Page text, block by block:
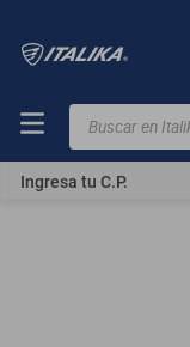
Buscar en
Ingresa tu C.P.
TÉRMINOS
MÁS